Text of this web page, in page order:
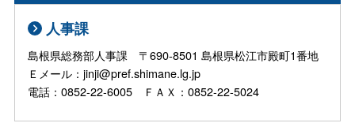
人事課
島根県総務部人事課 〒690-8501 島根県松江市殿町1番地
Ｅメール：jinji@pref.shimane.lg.jp
電話：0852-22-6005 ＦＡＸ：0852-22-5024